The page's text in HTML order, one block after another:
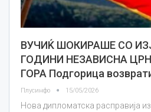
ВУЧИЌ ШОКИРАШЕ СО
ГОДИНИ НЕЗАВИСНА
ГОРА Подгорица
Плусинфо 15/05/2026
Нова дипломатска расправија